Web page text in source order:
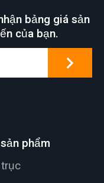
bảng giá sản
của bạn.
phẩm